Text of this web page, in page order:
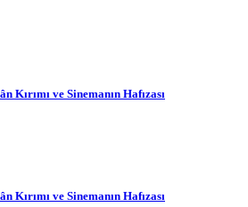
Kırımı ve Sinemanın Hafızası
Kırımı ve Sinemanın Hafızası